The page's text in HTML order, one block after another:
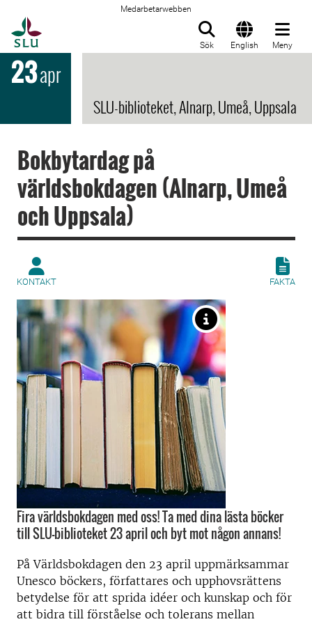
Medarbetarwebben
Sök English Meny
23apr
SLU-biblioteket, Alnarp, Umeå, Uppsala
Bokbytardag på
världsbokdagen (Alnarp, Umeå
och Uppsala)
KONTAKT FAKTA
Fira världsbokdagen med oss! Ta med dina lästa böcker
till SLU-biblioteket 23 april och byt mot någon annans!
På Världsbokdagen den 23 april uppmärksammar
Unesco böckers, författares och upphovsrättens
betydelse för att sprida idéer och kunskap och för
att bidra till förståelse och tolerans mellan